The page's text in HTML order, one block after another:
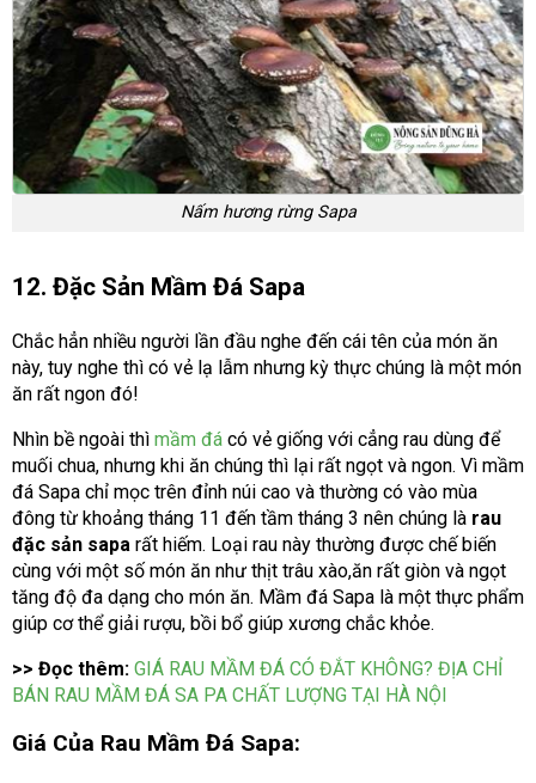
Nấm hương rừng Sapa
12. Đặc Sản Mầm Đá Sapa
Chắc hẳn nhiều người lần đầu nghe đến cái tên của món ăn
này, tuy nghe thì có vẻ lạ lẫm nhưng kỳ thực chúng là một món
ăn rất ngon đó!
Nhìn bề ngoài thì mầm đá có vẻ giống với cẳng rau dùng để
muối chua, nhưng khi ăn chúng thì lại rất ngọt và ngon. Vì mầm
đá Sapa chỉ mọc trên đỉnh núi cao và thường có vào mùa
đông từ khoảng tháng 11 đến tầm tháng 3 nên chúng là rau
đặc sản sapa rất hiếm. Loại rau này thường được chế biến
cùng với một số món ăn như thịt trâu xào,ăn rất giòn và ngọt
tăng độ đa dạng cho món ăn. Mầm đá Sapa là một thực phẩm
giúp cơ thể giải rượu, bồi bổ giúp xương chắc khỏe.
>> Đọc thêm: GIÁ RAU MẦM ĐÁ CÓ ĐẮT KHÔNG? ĐỊA CHỈ
BÁN RAU MẦM ĐÁ SA PA CHẤT LƯỢNG TẠI HÀ NỘI
Giá Của Rau Mầm Đá Sapa: